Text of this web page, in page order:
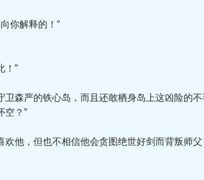
你解释的！”
！”
严的铁心岛，而且还敢栖身岛上这凶险的不
空？”
他，但也不相信他会贪图绝世好剑而背叛师父